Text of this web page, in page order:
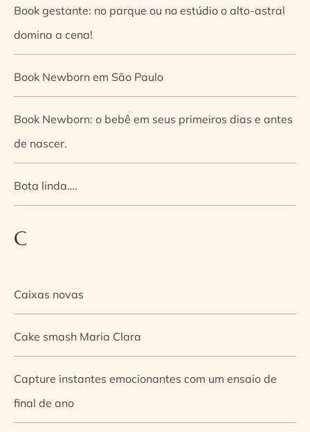
Book gestante: no parque ou no estúdio o alto-astral
domina a cena!
Book Newborn em São Paulo
Book Newborn: o bebê em seus primeiros dias e antes
de nascer.
Bota linda….
C
Caixas novas
Cake smash Maria Clara
Capture instantes emocionantes com um ensaio de
final de ano